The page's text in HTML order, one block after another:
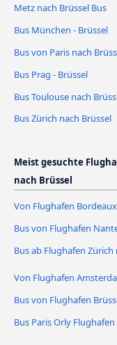
Metz nach Brüssel Bus
Bus München - Brüssel
Bus von Paris nach
Bus Prag - Brüssel
Bus Toulouse nach
Bus Zürich nach Brüssel
Meist gesuchte
nach Brüssel
Von Flughafen
Bus von Flughafen
Bus ab Flughafen Zürich
Von Flughafen
Bus von Flughafen
Bus Paris Orly